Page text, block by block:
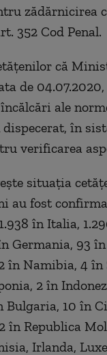
zădărnicirea
352 Cod Penal.
că
de
ale
dispecerat, în
verificarea
situația
au fost
în Italia,
Germania, 93
în Namibia, 4 în
2 în
Bulgaria, 10 în
în Republica
Irlanda,